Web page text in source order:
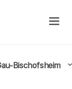
Bischofsheim